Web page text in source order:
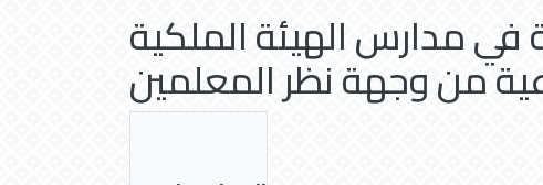
في مدارس الهيئة الملكية
من وجهة نظر المعلمين